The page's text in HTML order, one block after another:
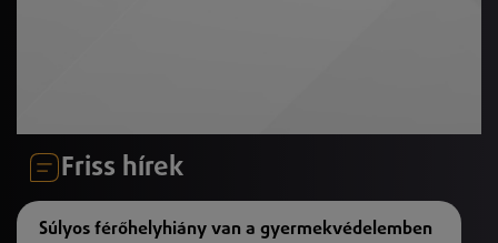
Friss hírek
Súlyos férőhelyhiány van a gyermekvédelemben